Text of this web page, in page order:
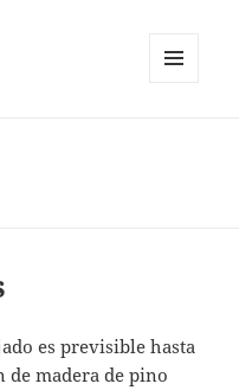
es previsible hasta
de madera de pino